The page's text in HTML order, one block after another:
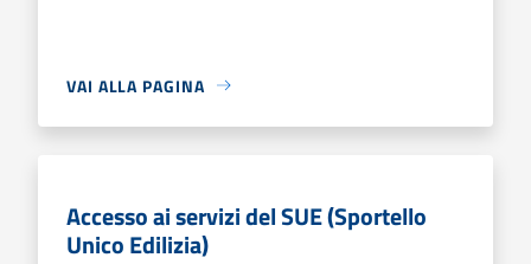
VAI ALLA PAGINA
Accesso ai servizi del SUE (Sportello
Unico Edilizia)